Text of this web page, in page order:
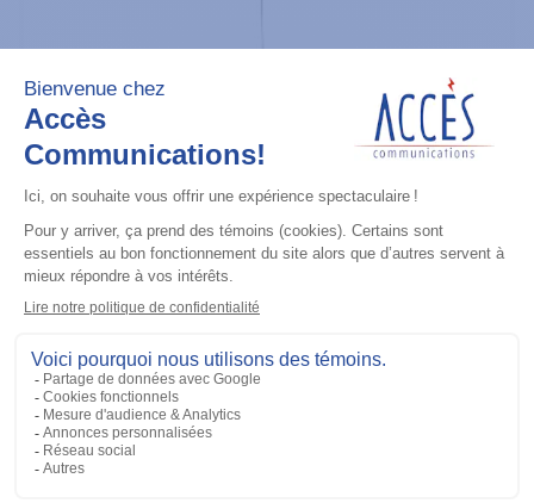
UHF 3.5dB Gain Through-hole Mount
Antenna, 470-494 MHz
Ajouter à la liste